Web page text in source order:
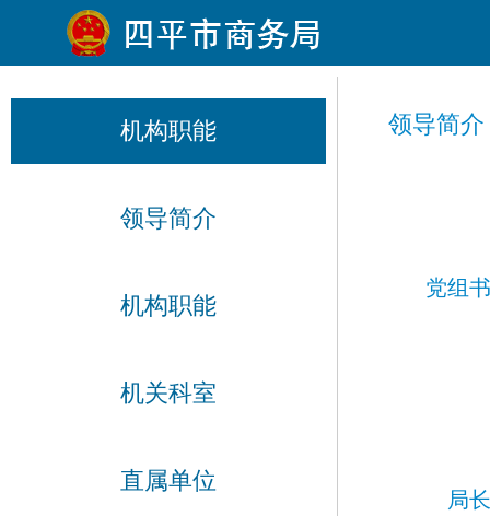
机构职能
领导简介
机构职能
机关科室
直属单位
领导简介
党组
局